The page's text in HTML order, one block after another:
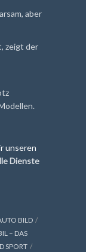
aber
zeigt der
unseren
Dienste
BILD
– DAS
SPORT